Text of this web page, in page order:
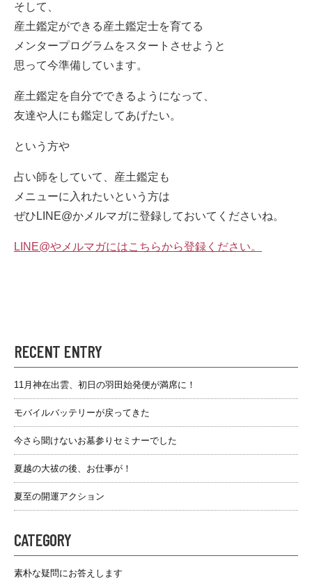
そして、
産土鑑定ができる産土鑑定士を育てる
メンタープログラムをスタートさせようと
思って今準備しています。
産土鑑定を自分でできるようになって、
友達や人にも鑑定してあげたい。
という方や
占い師をしていて、産土鑑定も
メニューに入れたいという方は
ぜひLINE@かメルマガに登録しておいてくださいね。
LINE@やメルマガにはこちらから登録ください。
RECENT ENTRY
11月神在出雲、初日の羽田始発便が満席に！
モバイルバッテリーが戻ってきた
今さら聞けないお墓参りセミナーでした
夏越の大祓の後、お仕事が！
夏至の開運アクション
CATEGORY
素朴な疑問にお答えします